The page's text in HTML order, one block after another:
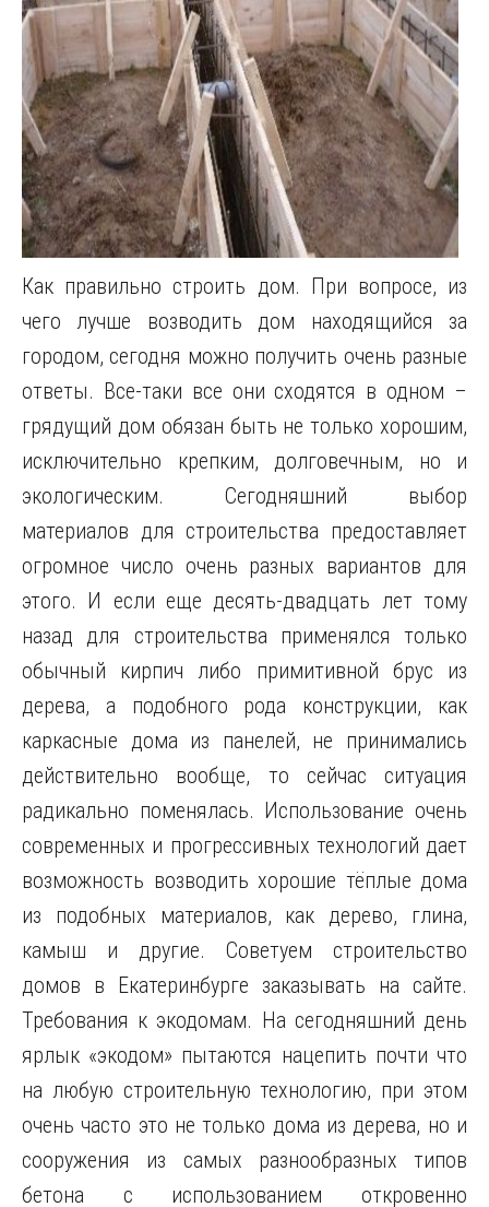
Как правильно строить дом. При вопросе, из
чего лучше возводить дом находящийся за
городом, сегодня можно получить очень разные
ответы. Все-таки все они сходятся в одном –
грядущий дом обязан быть не только хорошим,
исключительно крепким, долговечным, но и
экологическим. Сегодняшний выбор
материалов для строительства предоставляет
огромное число очень разных вариантов для
этого. И если еще десять-двадцать лет тому
назад для строительства применялся только
обычный кирпич либо примитивной брус из
дерева, а подобного рода конструкции, как
каркасные дома из панелей, не принимались
действительно вообще, то сейчас ситуация
радикально поменялась. Использование очень
современных и прогрессивных технологий дает
возможность возводить хорошие тёплые дома
из подобных материалов, как дерево, глина,
камыш и другие. Советуем строительство
домов в Екатеринбурге заказывать на сайте.
Требования к экодомам. На сегодняшний день
ярлык «экодом» пытаются нацепить почти что
на любую строительную технологию, при этом
очень часто это не только дома из дерева, но и
сооружения из самых разнообразных типов
бетона с использованием откровенно